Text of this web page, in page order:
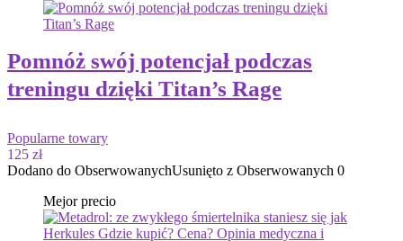
Pomnóż swój potencjał podczas
treningu dzięki Titan’s Rage
Popularne towary
125 zł
Dodano do ObserwowanychUsunięto z Obserwowanych 0
Mejor precio